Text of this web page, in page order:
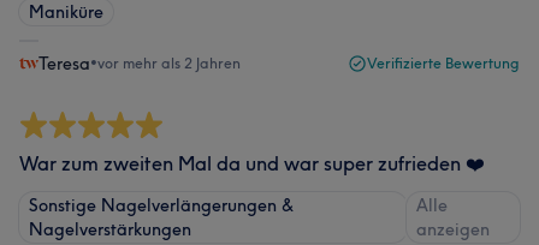
Maniküre
Teresa•vor mehr als 2 Jahren Verifizierte Bewertung
War zum zweiten Mal da und war super zufrieden ❤️
Sonstige Nagelverlängerungen &
Nagelverstärkungen
Alle
anzeigen